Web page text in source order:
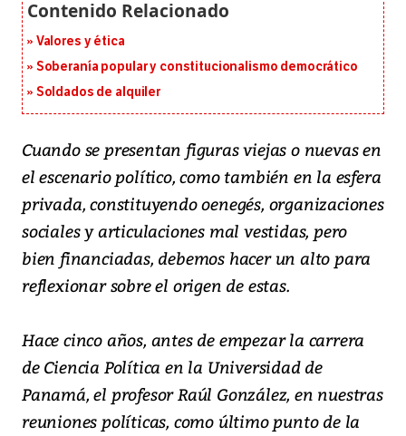
Valores y ética
Soberanía popular y constitucionalismo democrático
Soldados de alquiler
Cuando se presentan figuras viejas o nuevas en
el escenario político, como también en la esfera
privada, constituyendo oenegés, organizaciones
sociales y articulaciones mal vestidas, pero
bien financiadas, debemos hacer un alto para
reflexionar sobre el origen de estas.
Hace cinco años, antes de empezar la carrera
de Ciencia Política en la Universidad de
Panamá, el profesor Raúl González, en nuestras
reuniones políticas, como último punto de la